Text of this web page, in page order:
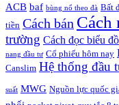
ACB baf bùng nổ theo đà Bất
tiền Cách bán Cách
trường Cách đọc biểu đồ
nang đầu tư Cổ phiếu hôm nay
Canslim Hệ thống đầu
suất MWG Nguồn lực quốc